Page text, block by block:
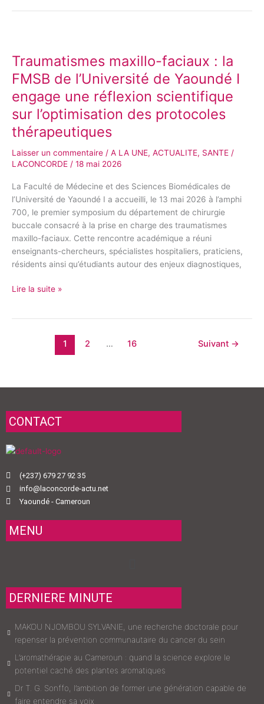
Traumatismes maxillo-faciaux : la
FMSB de l’Université de Yaoundé I
engage une réflexion scientifique
sur l’optimisation des protocoles
thérapeutiques
Laisser un commentaire / A LA UNE, ACTUALITE, SANTE /
LACONCORDE / 18 mai 2026
La Faculté de Médecine et des Sciences Biomédicales de
l’Université de Yaoundé I a accueilli, le 13 mai 2026 à l’amphi
700, le premier symposium du département de chirurgie
buccale consacré à la prise en charge des traumatismes
maxillo-faciaux. Cette rencontre académique a réuni
enseignants-chercheurs, spécialistes hospitaliers, praticiens,
résidents ainsi qu’étudiants autour des enjeux diagnostiques,
faciaux
:
la
FMSB
de
l’Université
de
Yaoundé
I
une
réflexion
scientifique
sur
l’optimisation
des
protocoles
Lire la suite »
1 2 … 16 Suivant →
CONTACT
(+237) 679 27 92 35
info@laconcorde-actu.net
Yaoundé - Cameroun
MENU
DERNIERE MINUTE
MAKOU NJOMBOU SYLVANIE, une recherche doctorale pour
repenser la prévention communautaire du cancer du sein
L’aromathérapie au Cameroun : quand la science explore le
potentiel caché des plantes aromatiques
Dr T. G. Sonffo, l’ambition de former une génération capable de
faire entendre sa voix